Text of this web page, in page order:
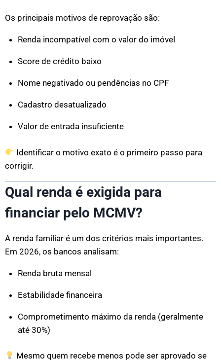
Os principais motivos de reprovação são:
Renda incompatível com o valor do imóvel
Score de crédito baixo
Nome negativado ou pendências no CPF
Cadastro desatualizado
Valor de entrada insuficiente
Identificar o motivo exato é o primeiro passo para
corrigir.
Qual renda é exigida para
financiar pelo MCMV?
A renda familiar é um dos critérios mais importantes.
Em 2026, os bancos analisam:
Renda bruta mensal
Estabilidade financeira
Comprometimento máximo da renda (geralmente
até 30%)
Mesmo quem recebe menos pode ser aprovado se